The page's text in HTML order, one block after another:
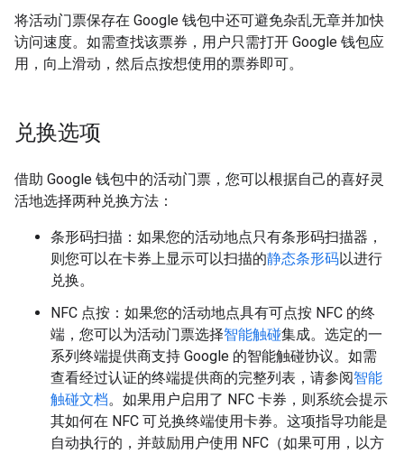
将活动门票保存在 Google 钱包中还可避免杂乱无章并加快
访问速度。如需查找该票券，用户只需打开 Google 钱包应
用，向上滑动，然后点按想使用的票券即可。
兑换选项
借助 Google 钱包中的活动门票，您可以根据自己的喜好灵
活地选择两种兑换方法：
条形码扫描：如果您的活动地点只有条形码扫描器，
则您可以在卡券上显示可以扫描的静态条形码以进行
兑换。
NFC 点按：如果您的活动地点具有可点按 NFC 的终
端，您可以为活动门票选择智能触碰集成。选定的一
系列终端提供商支持 Google 的智能触碰协议。如需
查看经过认证的终端提供商的完整列表，请参阅智能
触碰文档。如果用户启用了 NFC 卡券，则系统会提示
其如何在 NFC 可兑换终端使用卡券。这项指导功能是
自动执行的，并鼓励用户使用 NFC（如果可用，以方